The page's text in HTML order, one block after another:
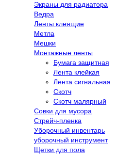
Экраны для радиатора
Ведра
Ленты клеящие
Метла
Мешки
Монтажные ленты
Бумага защитная
Лента клейкая
Лента сигнальная
Скотч
Скотч малярный
Совки для мусора
Стрейч-пленка
Уборочный инвентарь
уборочный инструмент
Щетки для пола